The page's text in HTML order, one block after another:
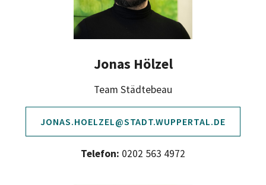
Jonas Hölzel
Team Städtebeau
JONAS.HOELZEL@STADT.WUPPERTAL.DE
Telefon: 0202 563 4972